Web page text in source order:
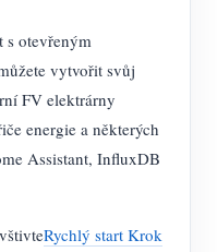
a simulace
s otevřeným
vytvořit svůj
FV elektrárny
energie a některých
Assistant, InfluxDB
Rychlý start Krok